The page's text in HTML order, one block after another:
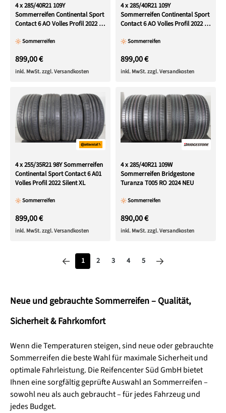
4 x 285/40R21 109Y
Sommerreifen Continental Sport
Contact 6 AO Volles Profil 2022 XL
Sommerreifen
899,00 €
inkl. MwSt. zzgl. Versandkosten
4 x 285/40R21 109Y
Sommerreifen Continental Sport
Contact 6 AO Volles Profil 2022 XL
Sommerreifen
899,00 €
inkl. MwSt. zzgl. Versandkosten
4 x 255/35R21 98Y Sommerreifen
Continental Sport Contact 6 A01
Volles Profil 2022 Silent XL
Sommerreifen
899,00 €
inkl. MwSt. zzgl. Versandkosten
4 x 285/40R21 109W
Sommerreifen Bridgestone
Turanza T005 RO 2024 NEU
Sommerreifen
890,00 €
inkl. MwSt. zzgl. Versandkosten
Seite
1 Seite
2 Seite
3 Seite
4 Seite
5
Neue und gebrauchte Sommerreifen – Qualität,
Sicherheit & Fahrkomfort
Wenn die Temperaturen steigen, sind neue oder gebrauchte
Sommerreifen die beste Wahl für maximale Sicherheit und
optimale Fahrleistung. Die Reifencenter Süd GmbH bietet
Ihnen eine sorgfältig geprüfte Auswahl an Sommerreifen –
sowohl neu als auch gebraucht – für jedes Fahrzeug und
jedes Budget.